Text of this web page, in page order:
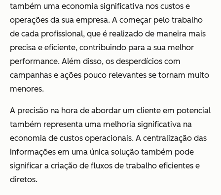
também uma economia significativa nos custos e
operações da sua empresa. A começar pelo trabalho
de cada profissional, que é realizado de maneira mais
precisa e eficiente, contribuindo para a sua melhor
performance. Além disso, os desperdícios com
campanhas e ações pouco relevantes se tornam muito
menores.
A precisão na hora de abordar um cliente em potencial
também representa uma melhoria significativa na
economia de custos operacionais. A centralização das
informações em uma única solução também pode
significar a criação de fluxos de trabalho eficientes e
diretos.